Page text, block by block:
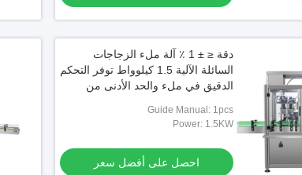
إغلاق يدوية
احصل على
دقة ≤ ± 1 ٪ آلة ملء الزجاجات
السائلة الآلية 1.5 كيلوواط توفر التحكم
الدقيق في ملء والحد الأدنى من
Guide Manual: 1pcs
Power: 1.5KW
احصل على أفضل سعر